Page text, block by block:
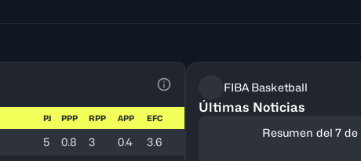
Ver la leyenda
PJ PPP RPP APP EFC
5 0.8 3 0.4
3.6
FIBA Basketball
Últimas Noticias
Resumen del 7 de